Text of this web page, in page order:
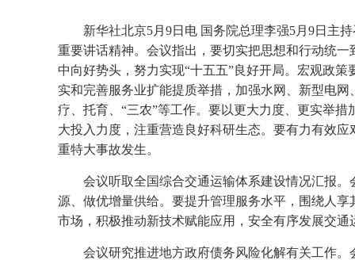
新华社北京5月9日电 国务院总理李强5月9日主
重要讲话精神。会议指出，要切实把思想和行动统
中向好势头，努力实现“十五五”良好开局。宏观政
实和完善服务业扩能提质举措，加强水网、新型电
疗、托育、“三农”等工作。要以更大力度、更实举
大投入力度，注重营造良好科研生态。要有力有效
重特大事故发生。
会议听取全国综合交通运输体系建设情况汇报
源、做优增量供给。要提升管理服务水平，围绕人
市场，积极推动新技术赋能应用，安全有序发展交
会议研究推进地方政府债务风险化解有关工作